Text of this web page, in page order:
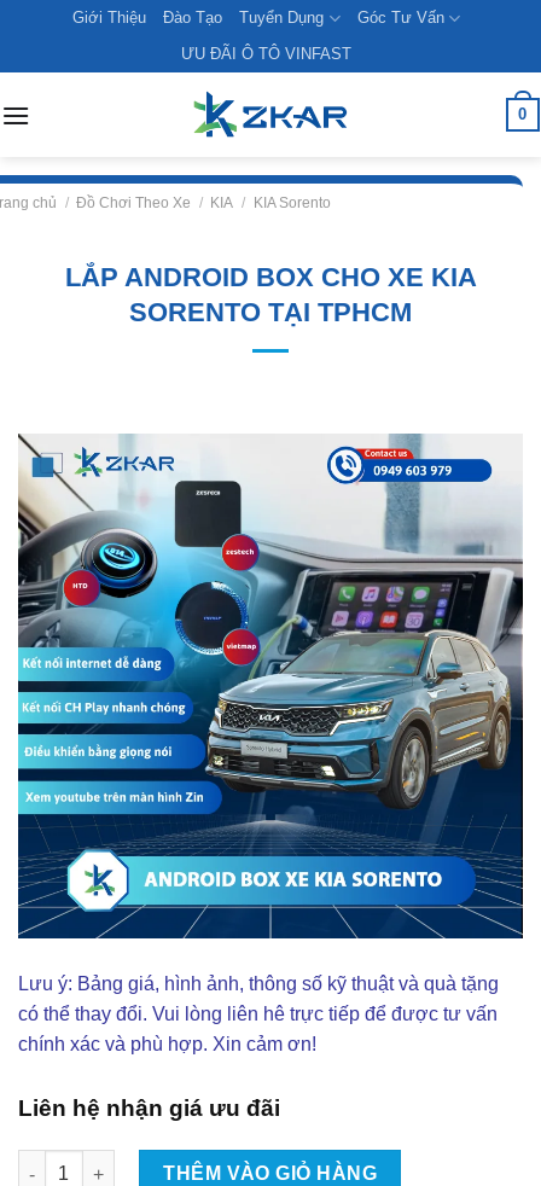
content
Giới Thiệu Đào Tạo Tuyển Dụng
Góc Tư Vấn
ƯU ĐÃI Ô TÔ VINFAST
0
chủ / Đồ Chơi Theo Xe / KIA / KIA Sorento
LẮP ANDROID BOX CHO XE KIA
SORENTO TẠI TPHCM
Lưu ý: Bảng giá, hình ảnh, thông số kỹ thuật và quà tặng
có thể thay đổi. Vui lòng liên hê trực tiếp để được tư vấn
chính xác và phù hợp. Xin cảm ơn!
Liên hệ nhận giá ưu đãi
Lắp Android Box Cho Xe KIA Sorento Tại TpHCM số lượng
THÊM VÀO GIỎ HÀNG